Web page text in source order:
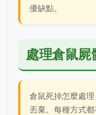
優缺點。
處理倉鼠
倉鼠死掉怎麼處
丟棄。每種方式